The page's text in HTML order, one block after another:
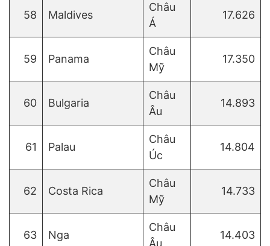
58 Maldives
Châu
Á
17.626
59 Panama
Châu
Mỹ
17.350
60 Bulgaria
Châu
Âu
14.893
61 Palau
Châu
Úc
14.804
62 Costa Rica
Châu
Mỹ
14.733
63 Nga
Châu
Âu
14.403